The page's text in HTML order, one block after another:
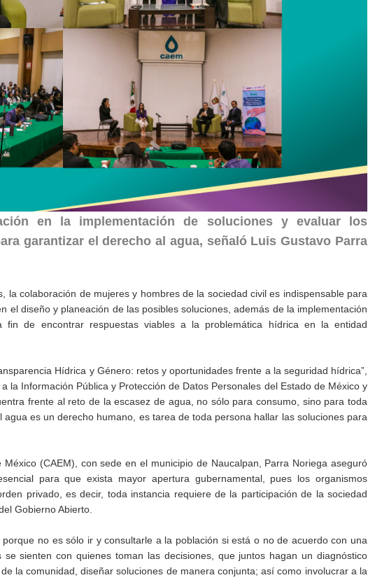
en la implementación de soluciones y evaluar los
garantizar el derecho al agua, señaló Luis Gustavo Parra
la colaboración de mujeres y hombres de la sociedad civil es indispensable para
el diseño y planeación de las posibles soluciones, además de la implementación
de encontrar respuestas viables a la problemática hídrica en la entidad
Hídrica y Género: retos y oportunidades frente a la seguridad hídrica”,
la Información Pública y Protección de Datos Personales del Estado de México y
frente al reto de la escasez de agua, no sólo para consumo, sino para toda
es un derecho humano, es tarea de toda persona hallar las soluciones para
(CAEM), con sede en el municipio de Naucalpan, Parra Noriega aseguró
para que exista mayor apertura gubernamental, pues los organismos
privado, es decir, toda instancia requiere de la participación de la sociedad
Gobierno Abierto.
no es sólo ir y consultarle a la población si está o no de acuerdo con una
sienten con quienes toman las decisiones, que juntos hagan un diagnóstico
la comunidad, diseñar soluciones de manera conjunta; así como involucrar a la